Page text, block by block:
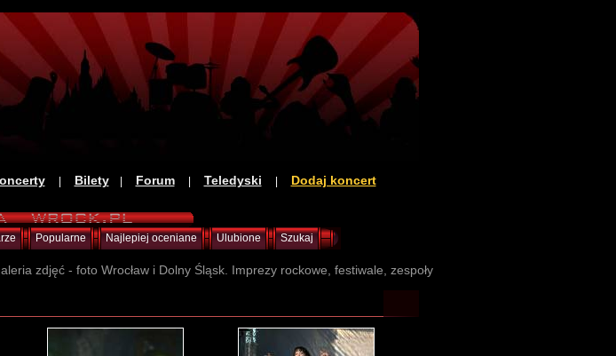
| Bilety| Forum| Teledyski Dodaj koncert
Popularne Najlepiej oceniane Ulubione Szukaj
zdjęć - foto Wrocław i Dolny Śląsk. Imprezy rockowe, festiwale, zespoły